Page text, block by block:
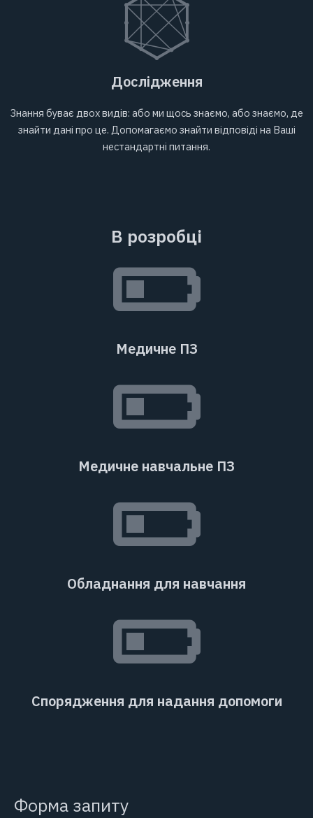
Дослідження
Знання буває двох видів: або ми щось знаємо, або знаємо, де
знайти дані про це. Допомагаємо знайти відповіді на Ваші
нестандартні питання.
В розробці
Медичне ПЗ
Медичне навчальне ПЗ
Обладнання для навчання
Спорядження для надання допомоги
Форма запиту